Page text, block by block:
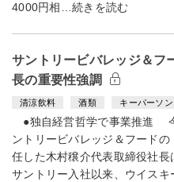
4000円相…続きを読む
サントリービバレッジ＆
長の重要性強調
清涼飲料 酒類 キーパーソン
●独自経営哲学で事業推進
ントリービバレッジ＆フードの
任した木村穣介代表取締役社長
サントリー入社以来、ウイスキ